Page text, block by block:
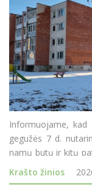
Informuojame, kad
gegužės 7 d.
namų butų ir kitų
pastatų
kaupimo, dydžio
Krašto žinios